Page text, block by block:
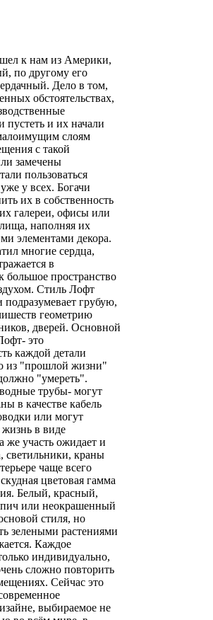
к нам из Америки,
по другому его
Дело в том,
обстоятельствах,
пустеть и их начали
слоям
с такой
замечены
пользоваться
у всех. Богачи
их в собственность
галереи, офисы или
наполняя их
элементами декора.
многие сердца,
в
большое пространство
Стиль Лофт
подразумевает грубую,
геометрию
дверей. Основной
это
каждой детали
из "прошлой жизни"
"умереть".
трубы- могут
в качестве кабель
или могут
в виде
же участь ожидает и
светильники, краны
чаще всего
цветовая гамма
Белый, красный,
или неокрашенный
стиля, но
зелеными растениями
Каждое
индивидуально,
сложно повторить
Сейчас это
выбираемое не